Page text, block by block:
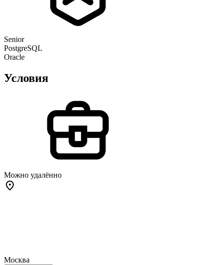
Senior
PostgreSQL
Oracle
Условия
Можно удалённо
Москва